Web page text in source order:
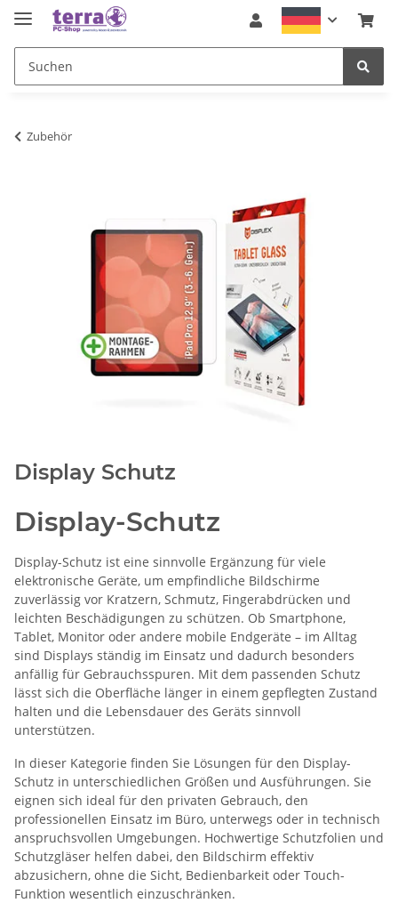
Zubehör
Display Schutz
Display-Schutz
Display-Schutz ist eine sinnvolle Ergänzung für viele
elektronische Geräte, um empfindliche Bildschirme
zuverlässig vor Kratzern, Schmutz, Fingerabdrücken und
leichten Beschädigungen zu schützen. Ob Smartphone,
Tablet, Monitor oder andere mobile Endgeräte – im Alltag
sind Displays ständig im Einsatz und dadurch besonders
anfällig für Gebrauchsspuren. Mit dem passenden Schutz
lässt sich die Oberfläche länger in einem gepflegten Zustand
halten und die Lebensdauer des Geräts sinnvoll
unterstützen.
In dieser Kategorie finden Sie Lösungen für den Display-
Schutz in unterschiedlichen Größen und Ausführungen. Sie
eignen sich ideal für den privaten Gebrauch, den
professionellen Einsatz im Büro, unterwegs oder in technisch
anspruchsvollen Umgebungen. Hochwertige Schutzfolien und
Schutzgläser helfen dabei, den Bildschirm effektiv
abzusichern, ohne die Sicht, Bedienbarkeit oder Touch-
Funktion wesentlich einzuschränken.